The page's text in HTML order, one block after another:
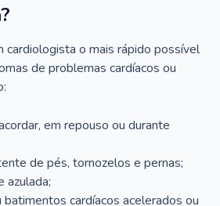
cardiologista o mais rápido possível
de problemas cardíacos ou
em repouso ou durante
de pés, tornozelos e pernas;
azulada;
cardíacos acelerados ou